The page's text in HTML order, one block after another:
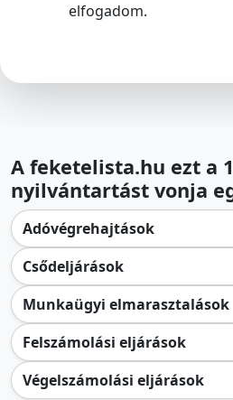
elfogadom.
A feketelista.hu ezt a
nyilvántartást vonja
Adóvégrehajtások
Csődeljárások
Munkaügyi elmarasztalások
Felszámolási eljárások
Végelszámolási eljárások